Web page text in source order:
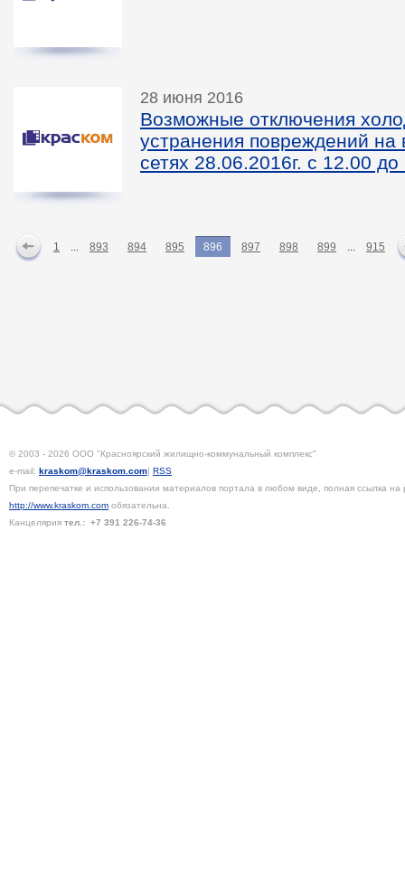
28 июня 2016
Возможные отключения
устранения повреждений на
сетях 28.06.2016г. с 12.00
1 ... 893 894 895 896 897 898 899 ... 915
© 2003 - 2026 ООО "Красноярский жилищно-коммунальный комплекс"
e-mail: kraskom@kraskom.com| RSS
При перепечатке и использовании материалов портала в любом виде, полная ссылка на
http://www.kraskom.com обязательна.
Канцелярия тел.: +7 391 226-74-36